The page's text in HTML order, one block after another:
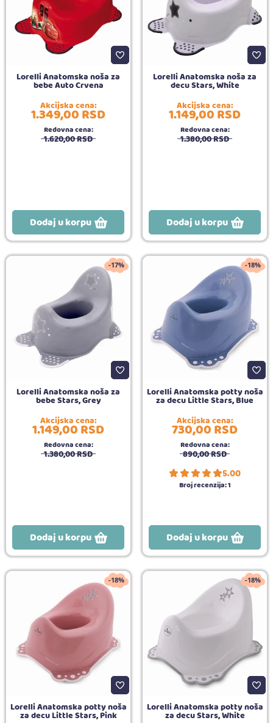
Lorelli Anatomska noša za
bebe Auto Crvena
Akcijska cena:
1.349,00RSD
Redovna cena:
1.620,00RSD
Dodaj u korpu
Lorelli Anatomska noša za
decu Stars, White
Akcijska cena:
1.149,00RSD
Redovna cena:
1.380,00RSD
Dodaj u korpu
-17%
Lorelli Anatomska noša za
bebe Stars, Grey
Akcijska cena:
1.149,00RSD
Redovna cena:
1.380,00RSD
Dodaj u korpu
-18%
Lorelli Anatomska potty noša
za decu Little Stars, Blue
Akcijska cena:
730,00RSD
Redovna cena:
890,00RSD
5.00
Broj recenzija:1
Dodaj u korpu
-18%
Lorelli Anatomska potty noša
za decu Little Stars, Pink
-18%
Lorelli Anatomska potty noša
za decu Stars, White